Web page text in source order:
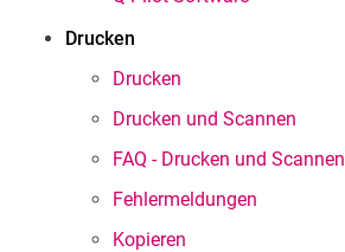
Drucken
Drucken
Drucken und Scannen
FAQ - Drucken und Scannen
Fehlermeldungen
Kopieren